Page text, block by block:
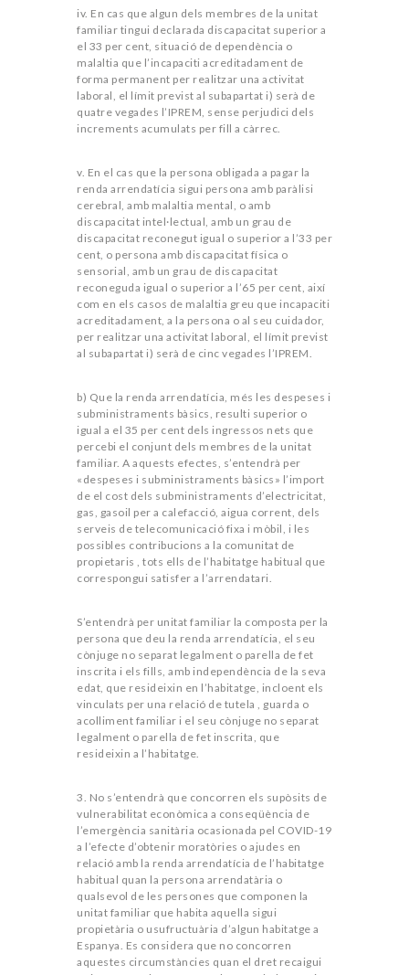
iv. En cas que algun dels membres de la unitat
familiar tingui declarada discapacitat superior a
el 33 per cent, situació de dependència o
malaltia que l’incapaciti acreditadament de
forma permanent per realitzar una activitat
laboral, el límit previst al subapartat i) serà de
quatre vegades l’IPREM, sense perjudici dels
increments acumulats per fill a càrrec.
v. En el cas que la persona obligada a pagar la
renda arrendatícia sigui persona amb paràlisi
cerebral, amb malaltia mental, o amb
discapacitat intel·lectual, amb un grau de
discapacitat reconegut igual o superior a l’33 per
cent, o persona amb discapacitat física o
sensorial, amb un grau de discapacitat
reconeguda igual o superior a l’65 per cent, així
com en els casos de malaltia greu que incapaciti
acreditadament, a la persona o al seu cuidador,
per realitzar una activitat laboral, el límit previst
al subapartat i) serà de cinc vegades l’IPREM.
b) Que la renda arrendatícia, més les despeses i
subministraments bàsics, resulti superior o
igual a el 35 per cent dels ingressos nets que
percebi el conjunt dels membres de la unitat
familiar. A aquests efectes, s’entendrà per
«despeses i subministraments bàsics» l’import
de el cost dels subministraments d’electricitat,
gas, gasoil per a calefacció, aigua corrent, dels
serveis de telecomunicació fixa i mòbil, i les
possibles contribucions a la comunitat de
propietaris , tots ells de l’habitatge habitual que
correspongui satisfer a l’arrendatari.
S’entendrà per unitat familiar la composta per la
persona que deu la renda arrendatícia, el seu
cònjuge no separat legalment o parella de fet
inscrita i els fills, amb independència de la seva
edat, que resideixin en l’habitatge, incloent els
vinculats per una relació de tutela , guarda o
acolliment familiar i el seu cònjuge no separat
legalment o parella de fet inscrita, que
resideixin a l’habitatge.
3. No s’entendrà que concorren els supòsits de
vulnerabilitat econòmica a conseqüència de
l’emergència sanitària ocasionada pel COVID-19
a l’efecte d’obtenir moratòries o ajudes en
relació amb la renda arrendatícia de l’habitatge
habitual quan la persona arrendatària o
qualsevol de les persones que componen la
unitat familiar que habita aquella sigui
propietària o usufructuària d’algun habitatge a
Espanya. Es considera que no concorren
aquestes circumstàncies quan el dret recaigui